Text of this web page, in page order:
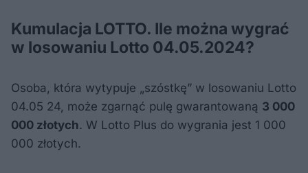
Kumulacja LOTTO. Ile można wygrać
w losowaniu Lotto 04.05.2024?
Osoba, która wytypuje „szóstkę” w losowaniu Lotto
04.05 24, może zgarnąć pulę gwarantowaną 3 000
000 złotych. W Lotto Plus do wygrania jest 1 000
000 złotych.